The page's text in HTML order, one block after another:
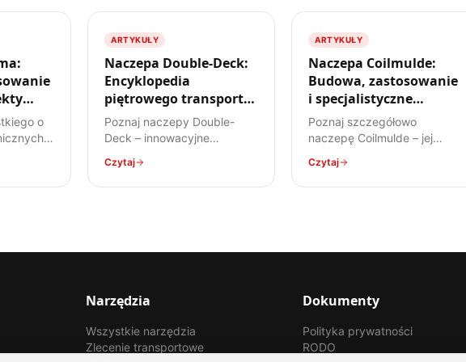
o
–
ARTYKUŁY
Naczepa Double-Deck:
Encyklopedia
piętrowego transportu
w TSL
Poznaj naczepy Double-
Deck – innowacyjne
przestrzeń ładunkową.
Dowiedz się, jak działają,
Czytaj
ARTYKUŁY
Naczepa Coilmulde:
Budowa, zastosowanie
i specjalistyczne
przewozy
Poznaj szczegółowo
naczepę Coilmulde – jej
przewożonych ładunków i
zastosowanie w transporcie
Czytaj
Narzędzia
Wszystkie narzędzia
Zlecenie transportowe
Dokumenty
Polityka prywatności
RODO